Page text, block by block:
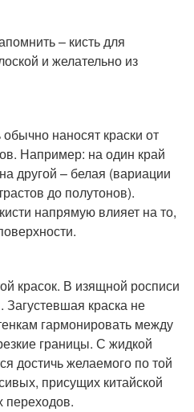
– кисть для
и желательно из
наносят краски от
Например: на один край
другой – белая (вариации
до полутонов).
напрямую влияет на то,
красок. В изящной росписи
Загустевшая краска не
гармонировать между
границы. С жидкой
достичь желаемого по той
присущих китайской
переходов.